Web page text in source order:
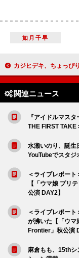
如月千早
カジヒデキ、ちょっぴりジャジー＆ハートウォーミングな新曲
関連ニュース
『アイドルマス
THE FIRST TAKE
水瀬いのり、誕生
YouTubeでスタジ
＜ライブレポー
【「ウマ娘 プリ
公演 DAY2】
＜ライブレポー
が沸いた【「ウマ
Frontier」秋公演
麻倉もも、15thシ